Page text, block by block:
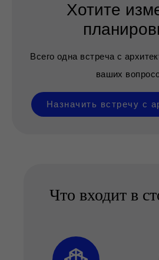
Хотите
Всего одна встреча с
ваших
Назначить встречу с
Что входит в